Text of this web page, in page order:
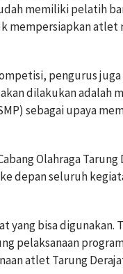
memiliki pelatih
atlet
pengurus
akan dilakukan
sebagai upaya
Olahraga Tarung
depan seluruh
yang bisa digunakan.
pelaksanaan
atlet Tarung